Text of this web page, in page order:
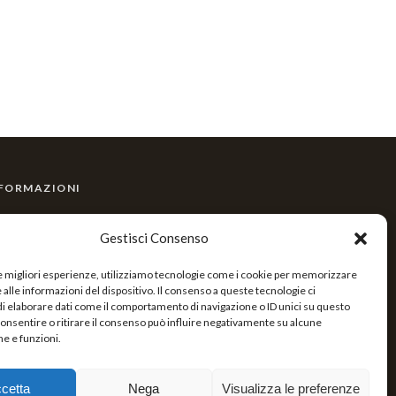
Gestisci Consenso
migliori esperienze, utilizziamo tecnologie come i cookie per memorizzare
alle informazioni del dispositivo. Il consenso a queste tecnologie ci
elaborare dati come il comportamento di navigazione o ID unici su questo
o ritirare il consenso può influire negativamente su alcune
e funzioni.
Nega Visualizza le preferenze
Fisc. 91022680036
Privacy